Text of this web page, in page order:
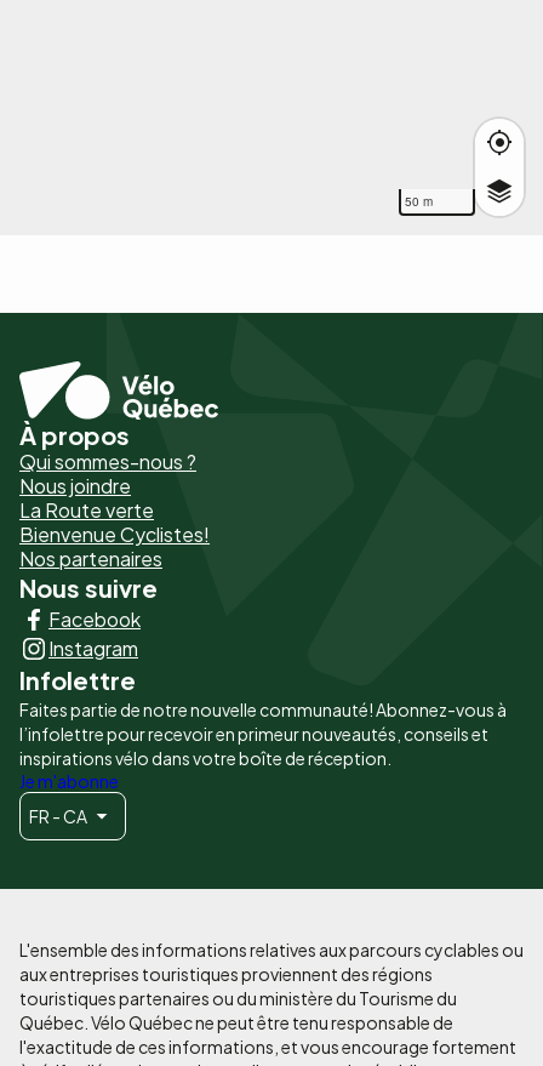
50 m
Pied
de
page
-
Liens
principaux
À propos
Qui sommes-nous ?
Nous joindre
La Route verte
Bienvenue Cyclistes!
Nos partenaires
Nous suivre
Facebook
Instagram
Infolettre
Faites partie de notre nouvelle communauté! Abonnez-vous à
l’infolettre pour recevoir en primeur nouveautés, conseils et
inspirations vélo dans votre boîte de réception.
Je m'abonne
FR - CA
L'ensemble des informations relatives aux parcours cyclables ou
aux entreprises touristiques proviennent des régions
touristiques partenaires ou du ministère du Tourisme du
Québec. Vélo Québec ne peut être tenu responsable de
l'exactitude de ces informations, et vous encourage fortement